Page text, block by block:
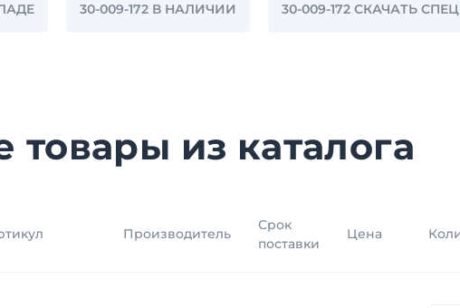
30-009-172 В НАЛИЧИИ 30-009-172 СКАЧАТЬ
товары из каталога
Производитель
Срок
поставки
Цена